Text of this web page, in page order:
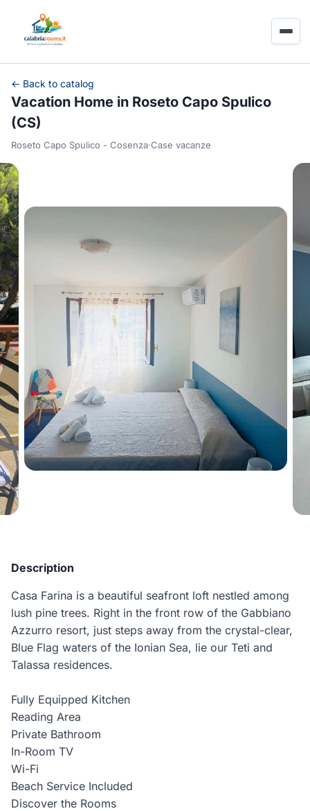
← Back to catalog
Vacation Home in Roseto Capo Spulico
(CS)
Roseto Capo Spulico - Cosenza·Case vacanze
Description
Casa Farina is a beautiful seafront loft nestled among
lush pine trees. Right in the front row of the Gabbiano
Azzurro resort, just steps away from the crystal-clear,
Blue Flag waters of the Ionian Sea, lie our Teti and
Talassa residences.
Fully Equipped Kitchen
Reading Area
Private Bathroom
In-Room TV
Wi-Fi
Beach Service Included
Discover the Rooms